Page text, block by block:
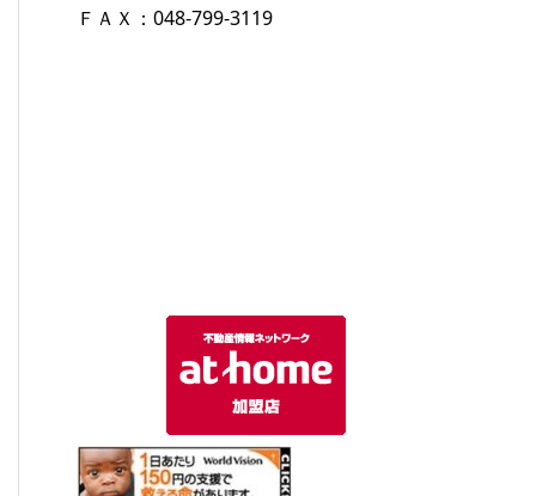
ＦＡＸ：048-799-3119